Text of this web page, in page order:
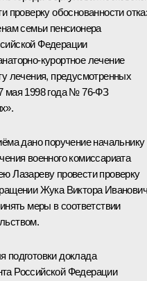
проверку обоснованности
семьи пенсионера
Федерации
курортное лечение
лечения, предусмотренных
мая 1998 года № 76-ФЗ
дано поручение начальнику
военного комиссариата
Лазареву провести проверку
Жука Виктора
меры в соответствии
доклада
Российской Федерации